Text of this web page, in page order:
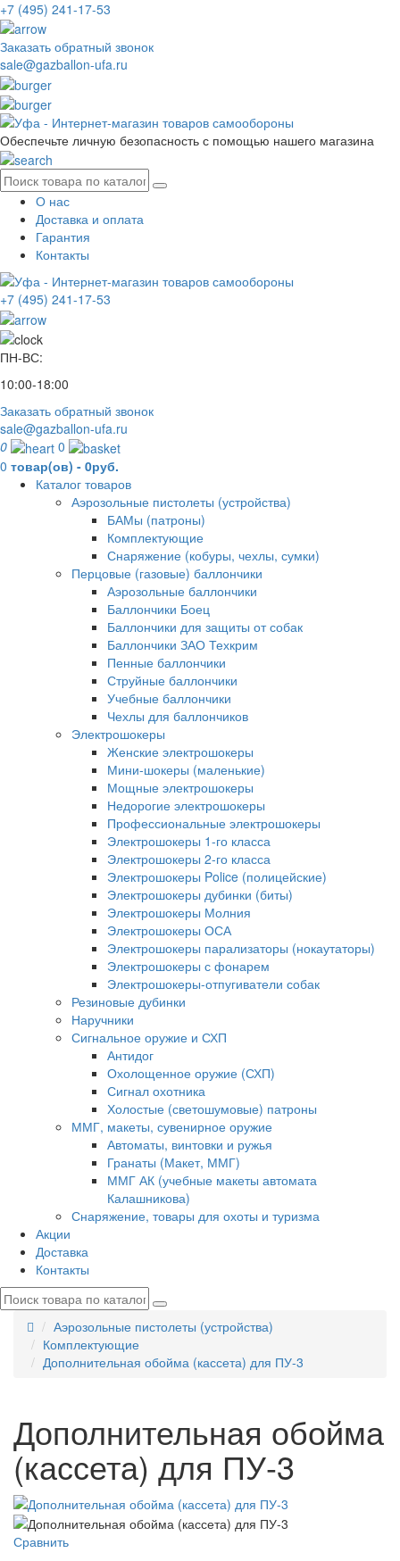
+7 (495) 241-17-53
Заказать обратный звонок
sale@gazballon-ufa.ru
Обеспечьте личную безопасность с помощью нашего магазина
О нас
Доставка и оплата
Гарантия
Контакты
+7 (495) 241-17-53
ПН-ВС:
10:00-18:00
Заказать обратный звонок
sale@gazballon-ufa.ru
0
0
0 товар(ов) - 0руб.
Каталог товаров
Аэрозольные пистолеты (устройства)
БАМы (патроны)
Комплектующие
Снаряжение (кобуры, чехлы, сумки)
Перцовые (газовые) баллончики
Аэрозольные баллончики
Баллончики Боец
Баллончики для защиты от собак
Баллончики ЗАО Техкрим
Пенные баллончики
Струйные баллончики
Учебные баллончики
Чехлы для баллончиков
Электрошокеры
Женские электрошокеры
Мини-шокеры (маленькие)
Мощные электрошокеры
Недорогие электрошокеры
Профессиональные электрошокеры
Электрошокеры 1-го класса
Электрошокеры 2-го класса
Электрошокеры Police (полицейские)
Электрошокеры дубинки (биты)
Электрошокеры Молния
Электрошокеры ОСА
Электрошокеры парализаторы (нокаутаторы)
Электрошокеры с фонарем
Электрошокеры-отпугиватели собак
Резиновые дубинки
Наручники
Сигнальное оружие и СХП
Антидог
Охолощенное оружие (СХП)
Сигнал охотника
Холостые (светошумовые) патроны
ММГ, макеты, сувенирное оружие
Автоматы, винтовки и ружья
Гранаты (Макет, ММГ)
ММГ АК (учебные макеты автомата
Калашникова)
Снаряжение, товары для охоты и туризма
Акции
Доставка
Контакты
Аэрозольные пистолеты (устройства)
Комплектующие
Дополнительная обойма (кассета) для ПУ-3
Дополнительная обойма
(кассета) для ПУ-3
Сравнить